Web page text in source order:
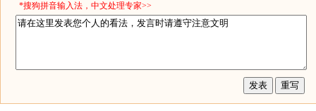
*搜狗拼音输入法，中文处理专家>>